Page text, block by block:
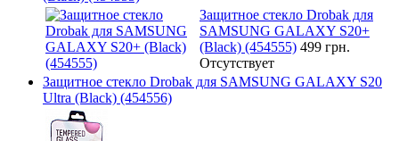
Защитное стекло Drobak для
SAMSUNG GALAXY S20+
(Black) (454555) 499 грн.
Отсутствует
Защитное стекло Drobak для SAMSUNG GALAXY S20
Ultra (Black) (454556)